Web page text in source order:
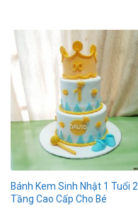
Bánh Kem Sinh Nhật 1 Tuổi 2
Tầng Cao Cấp Cho Bé